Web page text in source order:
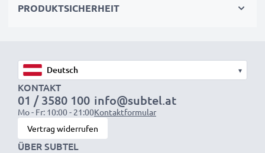
ökologischen Fußabdruck durch Recycling und
Entscheiden Sie sich für CELLONIC und machen Sie
keine Abstriche bei der Qualität!
PRODUKTSICHERHEIT
▾
KONTAKT
01 / 3580 100
Mo - Fr: 10:00 - 21:00
info@subtel.at
Kontaktformular
Vertrag widerrufen
ÜBER SUBTEL